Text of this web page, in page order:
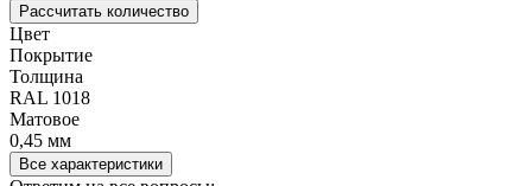
Рассчитать количество
Цвет
Покрытие
Толщина
RAL 1018
Матовое
0,45 мм
Все характеристики